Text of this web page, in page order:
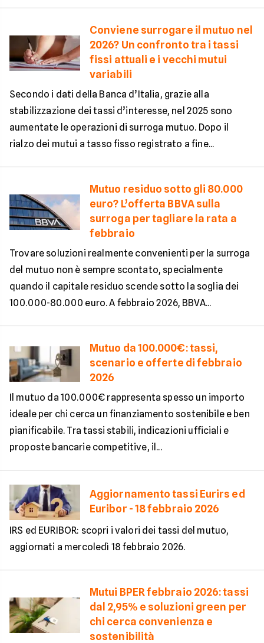
Conviene surrogare il mutuo nel
2026? Un confronto tra i tassi
fissi attuali e i vecchi mutui
variabili
Secondo i dati della Banca d’Italia, grazie alla
stabilizzazione dei tassi d’interesse, nel 2025 sono
aumentate le operazioni di surroga mutuo. Dopo il
rialzo dei mutui a tasso fisso registrato a fine...
Mutuo residuo sotto gli 80.000
euro? L’offerta BBVA sulla
surroga per tagliare la rata a
febbraio
Trovare soluzioni realmente convenienti per la surroga
del mutuo non è sempre scontato, specialmente
quando il capitale residuo scende sotto la soglia dei
100.000-80.000 euro. A febbraio 2026, BBVA...
Mutuo da 100.000€: tassi,
scenario e offerte di febbraio
2026
Il mutuo da 100.000€ rappresenta spesso un importo
ideale per chi cerca un finanziamento sostenibile e ben
pianificabile. Tra tassi stabili, indicazioni ufficiali e
proposte bancarie competitive, il...
Aggiornamento tassi Eurirs ed
Euribor - 18 febbraio 2026
IRS ed EURIBOR: scopri i valori dei tassi del mutuo,
aggiornati a mercoledì 18 febbraio 2026.
Mutui BPER febbraio 2026: tassi
dal 2,95% e soluzioni green per
chi cerca convenienza e
sostenibilità